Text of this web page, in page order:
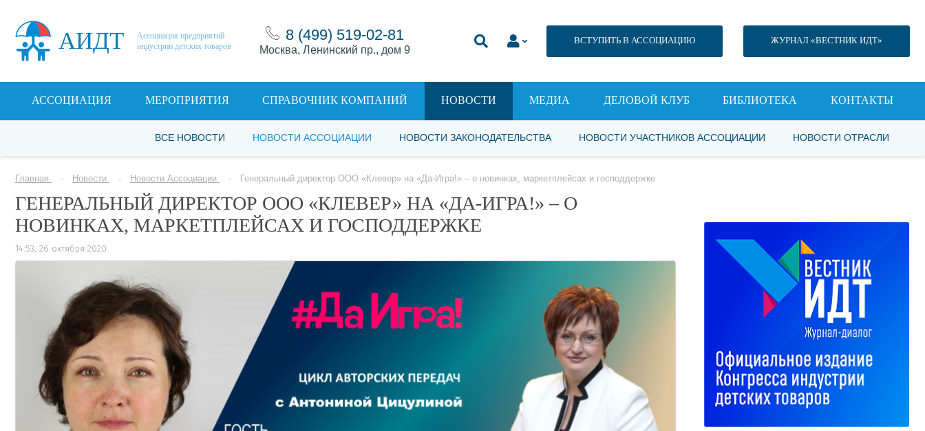
АИДТ
Ассоциация предприятий
индустрии детских товаров
8 (499) 519-02-81
Москва, Ленинский пр., дом 9
ВСТУПИТЬ В АССОЦИАЦИЮ ЖУРНАЛ «ВЕСТНИК ИДТ»
АССОЦИАЦИЯ МЕРОПРИЯТИЯ СПРАВОЧНИК КОМПАНИЙ НОВОСТИ МЕДИА ДЕЛОВОЙ КЛУБ БИБЛИОТЕКА КОНТАКТЫ
ВСЕ НОВОСТИ НОВОСТИ АССОЦИАЦИИ НОВОСТИ ЗАКОНОДАТЕЛЬСТВА НОВОСТИ УЧАСТНИКОВ АССОЦИАЦИИ НОВОСТИ ОТРАСЛИ
Главная Новости Новости Ассоциации Генеральный директор ООО «Клевер» на «Да-Игра!» – о новинках, маркетплейсах и господдержке
ГЕНЕРАЛЬНЫЙ ДИРЕКТОР ООО «КЛЕВЕР» НА «ДА-ИГРА!» – О
НОВИНКАХ, МАРКЕТПЛЕЙСАХ И ГОСПОДДЕРЖКЕ
14:53, 26 октября 2020